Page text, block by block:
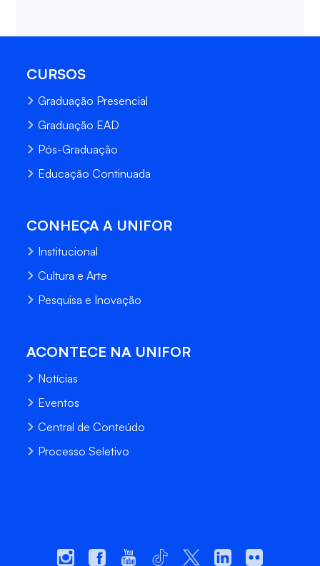
CURSOS
Graduação Presencial
Graduação EAD
Pós-Graduação
Educação Continuada
CONHEÇA A UNIFOR
Institucional
Cultura e Arte
Pesquisa e Inovação
ACONTECE NA UNIFOR
Notícias
Eventos
Central de Conteúdo
Processo Seletivo